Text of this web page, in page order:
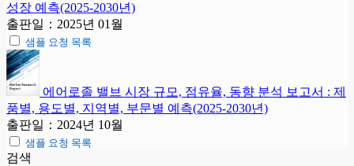
성장 예측(2025-2030년)
출판일：2025년 01월
샘플 요청 목록
에어로졸 밸브 시장 규모, 점유율, 동향 분석 보고서 : 제
품별, 용도별, 지역별, 부문별 예측(2025-2030년)
출판일：2024년 10월
샘플 요청 목록
검색